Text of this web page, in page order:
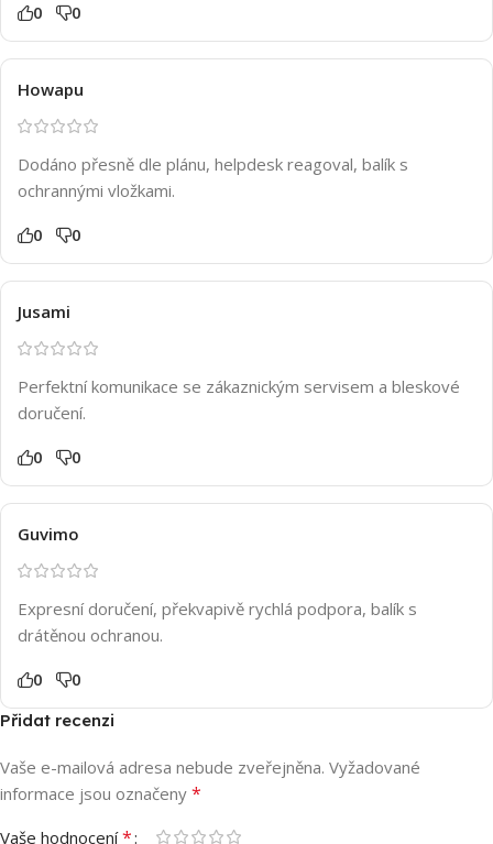
0 0
Howapu
Dodáno přesně dle plánu, helpdesk reagoval, balík s
ochrannými vložkami.
0 0
Jusami
Perfektní komunikace se zákaznickým servisem a bleskové
doručení.
0 0
Guvimo
Expresní doručení, překvapivě rychlá podpora, balík s
drátěnou ochranou.
0 0
Přidat recenzi
Vaše e-mailová adresa nebude zveřejněna. Vyžadované
informace jsou označeny *
Vaše hodnocení*